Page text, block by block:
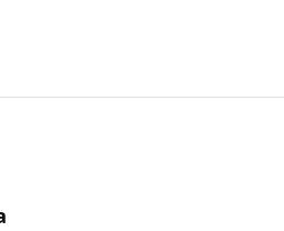
Hon uppskattar att fika på
bakar vi inte ens varje vecka.
har inte tid. Det är därför jag